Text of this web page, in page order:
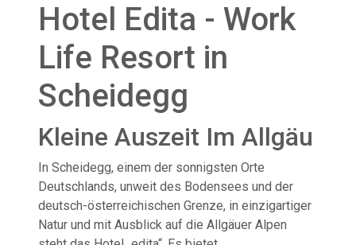
Hotel Edita - Work
Life Resort in
Scheidegg
Kleine Auszeit Im Allgäu
In Scheidegg, einem der sonnigsten Orte
Deutschlands, unweit des Bodensees und der
deutsch-österreichischen Grenze, in einzigartiger
Natur und mit Ausblick auf die Allgäuer Alpen